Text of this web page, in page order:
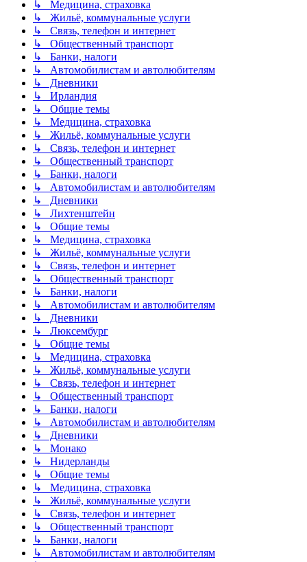
↳ Медицина, страховка
↳ Жильё, коммунальные услуги
↳ Связь, телефон и интернет
↳ Общественный транспорт
↳ Банки, налоги
↳ Автомобилистам и автолюбителям
↳ Дневники
↳ Ирландия
↳ Общие темы
↳ Медицина, страховка
↳ Жильё, коммунальные услуги
↳ Связь, телефон и интернет
↳ Общественный транспорт
↳ Банки, налоги
↳ Автомобилистам и автолюбителям
↳ Дневники
↳ Лихтенштейн
↳ Общие темы
↳ Медицина, страховка
↳ Жильё, коммунальные услуги
↳ Связь, телефон и интернет
↳ Общественный транспорт
↳ Банки, налоги
↳ Автомобилистам и автолюбителям
↳ Дневники
↳ Люксембург
↳ Общие темы
↳ Медицина, страховка
↳ Жильё, коммунальные услуги
↳ Связь, телефон и интернет
↳ Общественный транспорт
↳ Банки, налоги
↳ Автомобилистам и автолюбителям
↳ Дневники
↳ Монако
↳ Нидерланды
↳ Общие темы
↳ Медицина, страховка
↳ Жильё, коммунальные услуги
↳ Связь, телефон и интернет
↳ Общественный транспорт
↳ Банки, налоги
↳ Автомобилистам и автолюбителям